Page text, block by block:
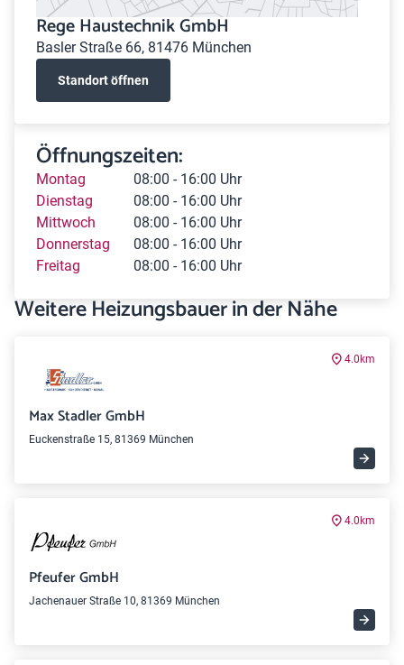
Rege Haustechnik GmbH
Basler Straße 66, 81476 München
Standort öffnen
Öffnungszeiten:
Montag
08:00 - 16:00 Uhr
Dienstag
08:00 - 16:00 Uhr
Mittwoch
08:00 - 16:00 Uhr
Donnerstag
08:00 - 16:00 Uhr
Freitag
08:00 - 16:00 Uhr
Weitere Heizungsbauer in der Nähe
4.0km
Max Stadler GmbH
Euckenstraße 15, 81369 München
4.0km
Pfeufer GmbH
Jachenauer Straße 10, 81369 München